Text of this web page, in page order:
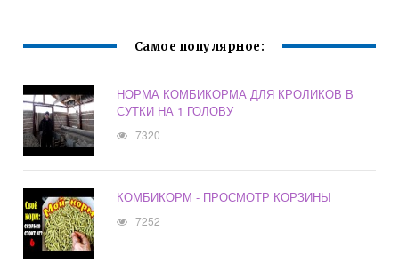
Самое популярное:
НОРМА КОМБИКОРМА ДЛЯ КРОЛИКОВ В
СУТКИ НА 1 ГОЛОВУ
7320
КОМБИКОРМ - ПРОСМОТР КОРЗИНЫ
7252